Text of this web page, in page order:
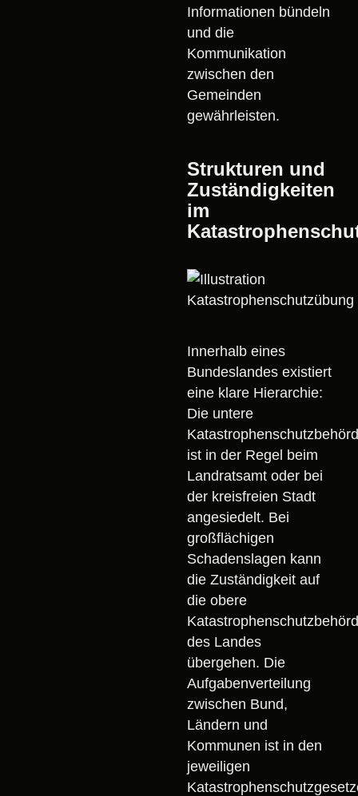
Informationen bündeln
und die
Kommunikation
zwischen den
Gemeinden
gewährleisten.
Strukturen und
Zuständigkeiten
im
Innerhalb eines
Bundeslandes existiert
eine klare Hierarchie:
Die untere
ist in der Regel beim
Landratsamt oder bei
der kreisfreien Stadt
angesiedelt. Bei
großflächigen
Schadenslagen kann
die Zuständigkeit auf
die obere
des Landes
übergehen. Die
Aufgabenverteilung
zwischen Bund,
Ländern und
Kommunen ist in den
jeweiligen